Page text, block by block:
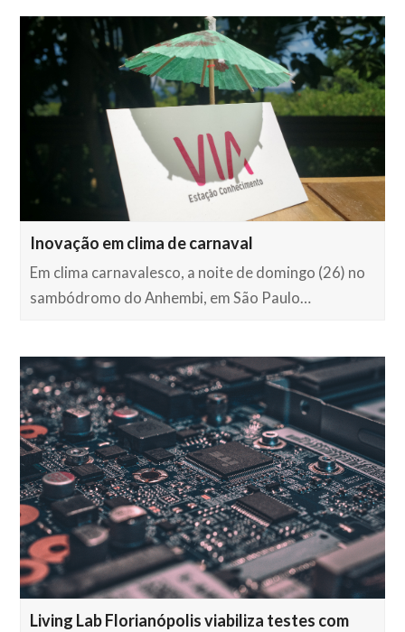
Inovação em clima de carnaval
Em clima carnavalesco, a noite de domingo (26) no
sambódromo do Anhembi, em São Paulo…
Living Lab Florianópolis viabiliza testes com